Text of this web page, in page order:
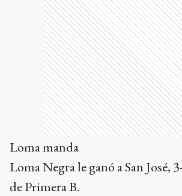
Loma manda
Loma Negra le ganó a San José,
de Primera B.